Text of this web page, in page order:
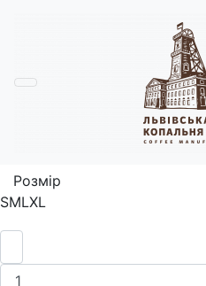
Худі Темно-Сірий
Розмір
SMLXL